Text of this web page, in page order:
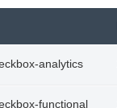
analytics
functional